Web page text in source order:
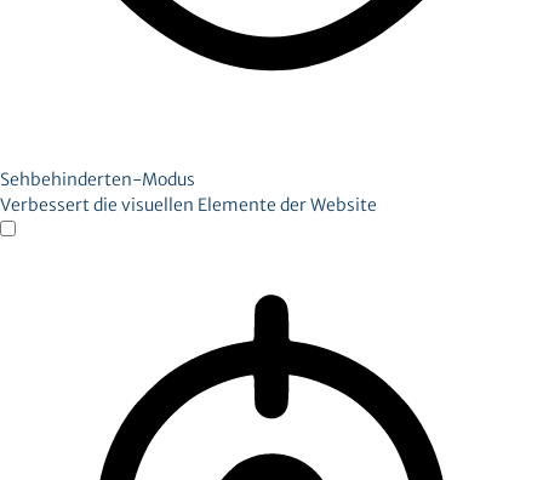
Sehbehinderten-Modus
Verbessert die visuellen Elemente der Website